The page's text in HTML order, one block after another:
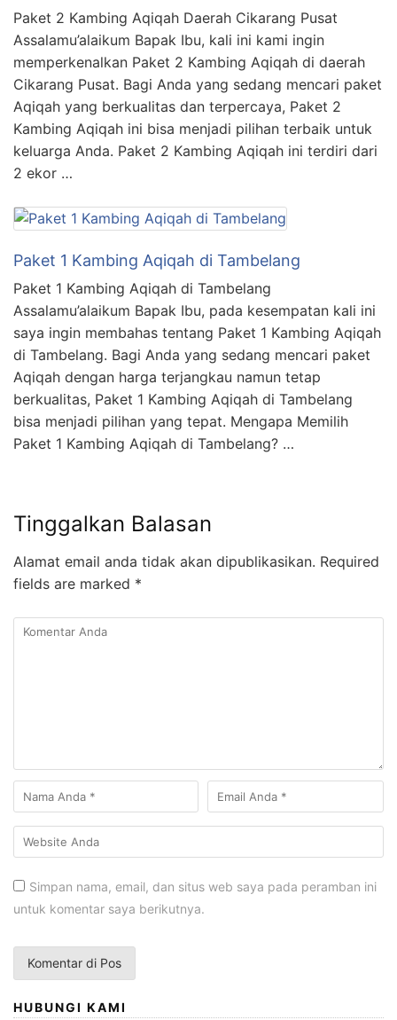
Paket 2 Kambing Aqiqah Daerah Cikarang Pusat
Assalamu’alaikum Bapak Ibu, kali ini kami ingin
memperkenalkan Paket 2 Kambing Aqiqah di daerah
Cikarang Pusat. Bagi Anda yang sedang mencari paket
Aqiqah yang berkualitas dan terpercaya, Paket 2
Kambing Aqiqah ini bisa menjadi pilihan terbaik untuk
keluarga Anda. Paket 2 Kambing Aqiqah ini terdiri dari
2 ekor …
Paket 1 Kambing Aqiqah di Tambelang
Paket 1 Kambing Aqiqah di Tambelang
Assalamu’alaikum Bapak Ibu, pada kesempatan kali ini
saya ingin membahas tentang Paket 1 Kambing Aqiqah
di Tambelang. Bagi Anda yang sedang mencari paket
Aqiqah dengan harga terjangkau namun tetap
berkualitas, Paket 1 Kambing Aqiqah di Tambelang
bisa menjadi pilihan yang tepat. Mengapa Memilih
Paket 1 Kambing Aqiqah di Tambelang? …
Tinggalkan Balasan
Alamat email anda tidak akan dipublikasikan. Required
fields are marked *
Simpan nama, email, dan situs web saya pada peramban ini
untuk komentar saya berikutnya.
HUBUNGI KAMI